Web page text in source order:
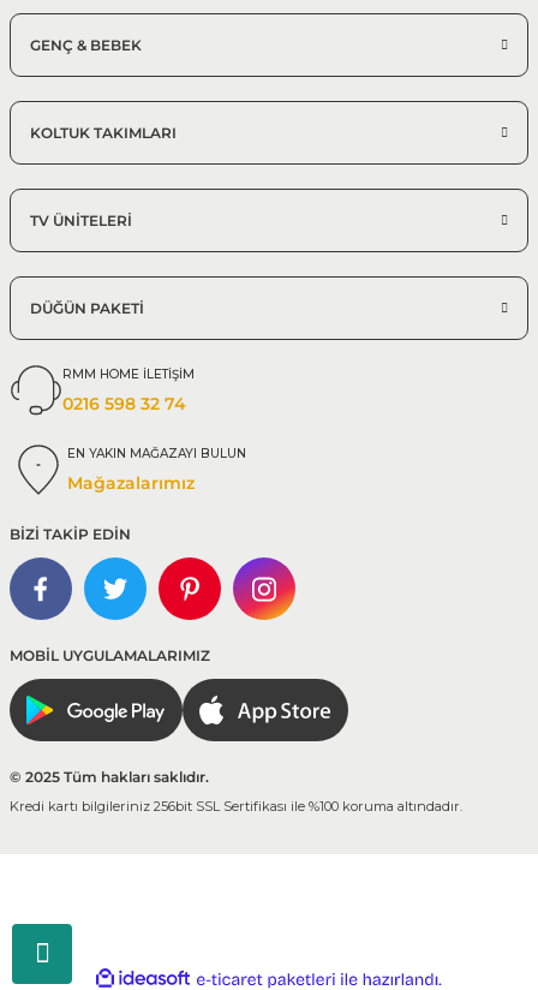
GENÇ & BEBEK
KOLTUK TAKIMLARI
TV ÜNİTELERİ
DÜĞÜN PAKETİ
RMM HOME İLETİŞİM
0216 598 32 74
EN YAKIN MAĞAZAYI BULUN
Mağazalarımız
BİZİ TAKİP EDİN
MOBİL UYGULAMALARIMIZ
© 2025 Tüm hakları saklıdır.
Kredi kartı bilgileriniz 256bit SSL Sertifikası ile %100 koruma altındadır.
ideasoft e-